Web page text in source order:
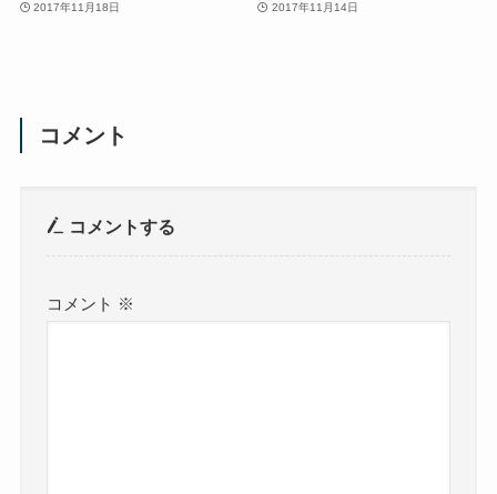
2017年11月18日 2017年11月14日
コメント
コメントする
コメント ※